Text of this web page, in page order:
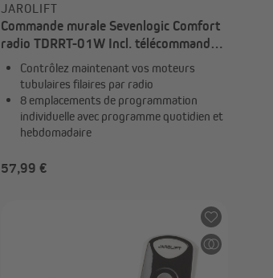
JAROLIFT
Commande murale Sevenlogic Comfort
radio TDRRT-01W Incl. télécommande
TDRC | 1x TDRRT-01W + 1x TDRC 08
Contrôlez maintenant vos moteurs
tubulaires filaires par radio
8 emplacements de programmation
individuelle avec programme quotidien et
hebdomadaire
57,99 €